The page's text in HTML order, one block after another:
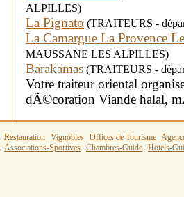
ALPILLES)
La Pignato (TRAITEURS -
La Camargue La Provence
MAUSSANE LES ALPILLES)
Barakamas (TRAITEURS -
Votre traiteur oriental
dÃ©coration Viande halal,
Restauration Vignobles Offices de Tourisme
Associations-Sportives Chambres-Guide Hotels-